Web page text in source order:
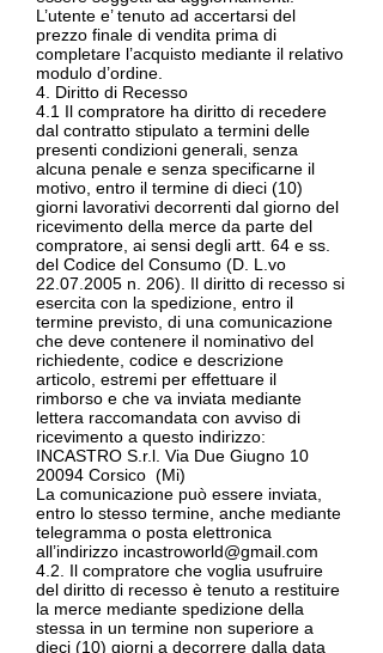
L’utente e’ tenuto ad accertarsi del
prezzo finale di vendita prima di
completare l’acquisto mediante il relativo
modulo d’ordine.
4. Diritto di Recesso
4.1 Il compratore ha diritto di recedere
dal contratto stipulato a termini delle
presenti condizioni generali, senza
alcuna penale e senza specificarne il
motivo, entro il termine di dieci (10)
giorni lavorativi decorrenti dal giorno del
ricevimento della merce da parte del
compratore, ai sensi degli artt. 64 e ss.
del Codice del Consumo (D. L.vo
22.07.2005 n. 206). Il diritto di recesso si
esercita con la spedizione, entro il
termine previsto, di una comunicazione
che deve contenere il nominativo del
richiedente, codice e descrizione
articolo, estremi per effettuare il
rimborso e che va inviata mediante
lettera raccomandata con avviso di
ricevimento a questo indirizzo:
INCASTRO S.r.l. Via Due Giugno 10
20094 Corsico (Mi)
La comunicazione può essere inviata,
entro lo stesso termine, anche mediante
telegramma o posta elettronica
all’indirizzo incastroworld@gmail.com
4.2. Il compratore che voglia usufruire
del diritto di recesso è tenuto a restituire
la merce mediante spedizione della
stessa in un termine non superiore a
dieci (10) giorni a decorrere dalla data